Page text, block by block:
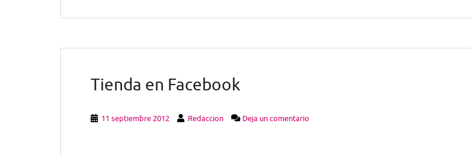
Tienda en Facebook
11 septiembre 2012 Redaccion Deja un comentario